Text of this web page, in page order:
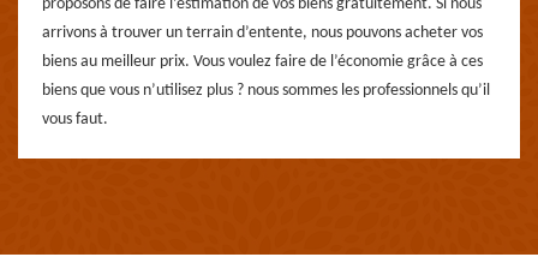
proposons de faire l’estimation de vos biens gratuitement. Si nous
arrivons à trouver un terrain d’entente, nous pouvons acheter vos
biens au meilleur prix. Vous voulez faire de l’économie grâce à ces
biens que vous n’utilisez plus ? nous sommes les professionnels qu’il
vous faut.